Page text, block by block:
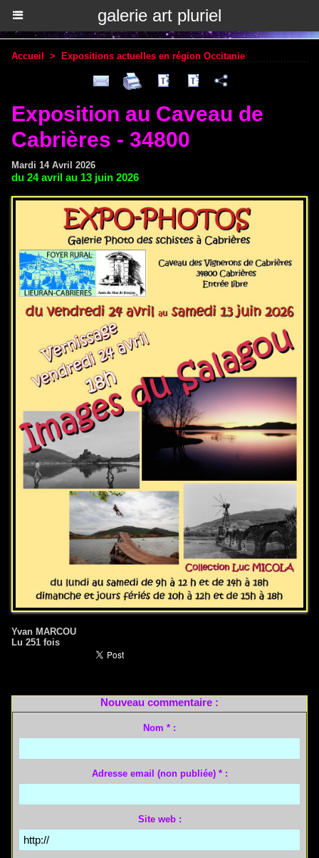
galerie art pluriel
Accueil > Expositions actuelles en région Occitanie
Exposition au Caveau de
Cabrières - 34800
Mardi 14 Avril 2026
du 24 avril au 13 juin 2026
Yvan MARCOU
Lu 251 fois
Nouveau commentaire :
Nom * :
Adresse email (non publiée) * :
Site web :